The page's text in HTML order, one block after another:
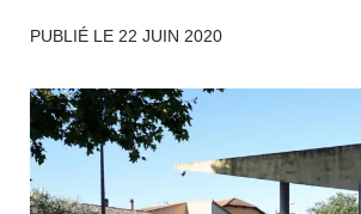
PUBLIÉ LE 22 JUIN 2020